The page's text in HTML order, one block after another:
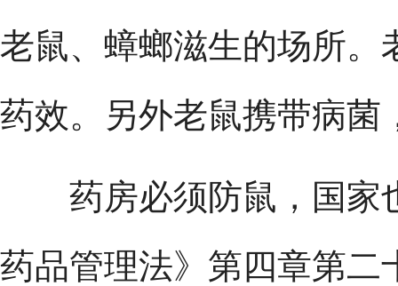
老鼠、蟑螂滋生的场所。
药效。另外老鼠携带病菌
药房必须防鼠，国家
药品管理法》第四章第二